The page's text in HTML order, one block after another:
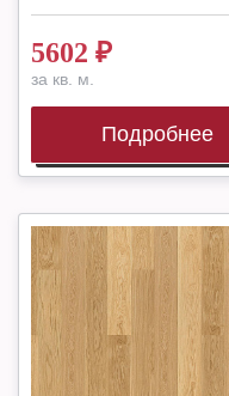
5602 ₽
за кв. м.
Подробнее